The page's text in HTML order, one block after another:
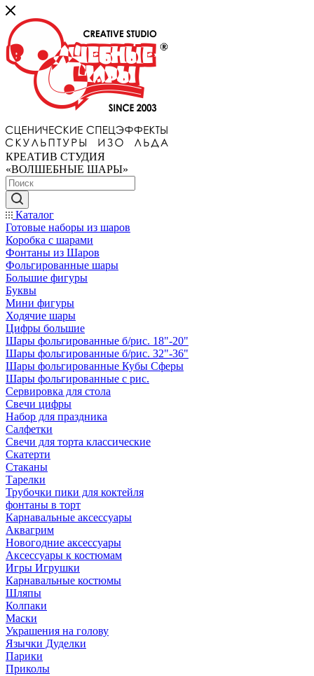
КРЕАТИВ СТУДИЯ
«ВОЛШЕБНЫЕ ШАРЫ»
Каталог
Готовые наборы из шаров
Коробка с шарами
Фонтаны из Шаров
Фольгированные шары
Большие фигуры
Буквы
Мини фигуры
Ходячие шары
Цифры большие
Шары фольгированные б/рис. 18"-20"
Шары фольгированные б/рис. 32"-36"
Шары фольгированные Кубы Сферы
Шары фольгированные с рис.
Сервировка для стола
Свечи цифры
Набор для праздника
Салфетки
Свечи для торта классические
Скатерти
Стаканы
Тарелки
Трубочки пики для коктейля
фонтаны в торт
Карнавальные аксессуары
Аквагрим
Новогодние аксессуары
Аксессуары к костюмам
Игры Игрушки
Карнавальные костюмы
Шляпы
Колпаки
Маски
Украшения на голову
Язычки Дуделки
Парики
Приколы